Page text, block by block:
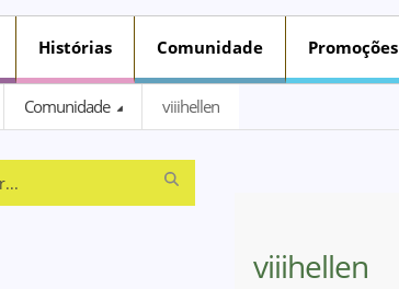
Histórias Comunidade Promoções
Comunidade viiihellen
viiihellen